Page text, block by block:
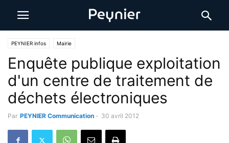
PEYNIER infos Mairie
Enquête publique exploitation
d'un centre de traitement de
déchets électroniques
Par PEYNIER Communication - 30 avril 2012